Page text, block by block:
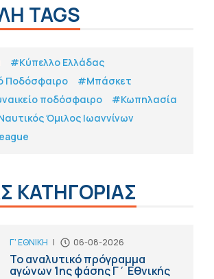
TAGS
#Κύπελλο Ελλάδας
Ποδόσφαιρο
#Μπάσκετ
ποδόσφαιρο
#Κωπηλασία
Όμιλος Ιωαννίνων
ΚΑΤΗΓΟΡΙΑΣ
Γ' ΕΘΝΙΚΗ | 06-08-2026
Το αναλυτικό πρόγραμμα
αγώνων 1ης φάσης Γ΄ Εθνικής